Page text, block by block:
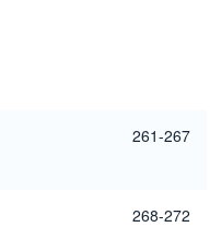
261-267
268-272